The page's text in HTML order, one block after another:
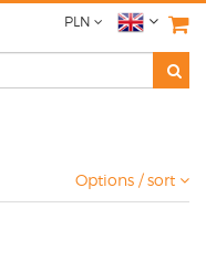
PLN
Options / sort